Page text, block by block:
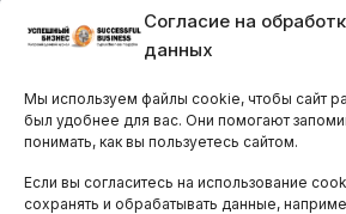
Согласие на
данных
Мы используем файлы cookie, чтобы сайт
был удобнее для вас. Они помогают
понимать, как вы пользуетесь сайтом.
Если вы согласитесь на использование
сохранять и обрабатывать данные,
Бизнес-клубы и ассоциации
Остальные новости
АНАЛИТИКА И
ARTICLES IN ENGLISH